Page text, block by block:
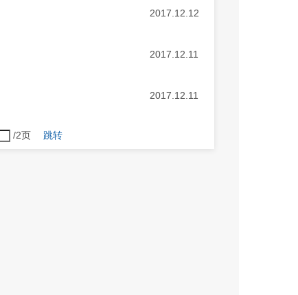
2017.12.12
2017.12.11
2017.12.11
/2页 跳转